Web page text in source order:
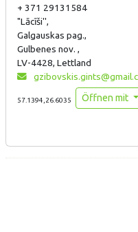
+ 371 29131584
"Lācīši'',
Galgauskas pag.,
Gulbenes nov. ,
LV-4428, Lettland
57.1394,26.6035 Öffnen mit